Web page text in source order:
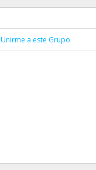
Unirme a este Grupo